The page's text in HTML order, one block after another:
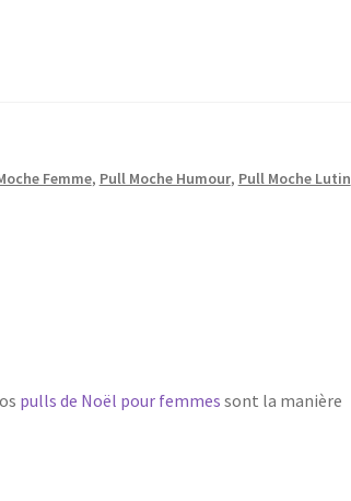
Femme, Pull Moche Humour, Pull Moche Lutin
pulls de Noël pour femmes sont la manière